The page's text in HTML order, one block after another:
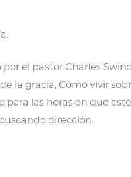
el pastor Charles
la gracia, Cómo vivir
las horas en que
dirección.